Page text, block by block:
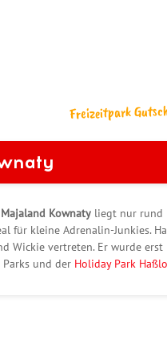
Freizeitpark
Majaland Kownaty liegt nur rund
für kleine Adrenalin-Junkies.
Wickie vertreten. Er wurde
Parks und der Holiday Park